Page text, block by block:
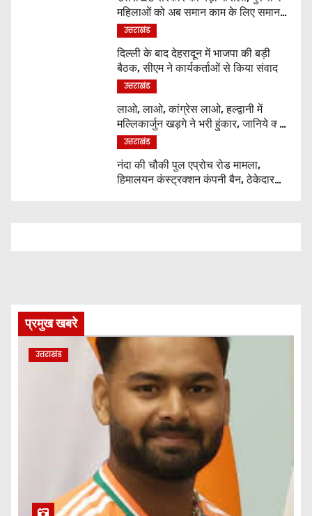
महिलाओं को अब समान काम के लिए समान
वेतन
उत्तराखंड
दिल्ली के बाद देहरादून में भाजपा की बड़ी
बैठक, सीएम ने कार्यकर्ताओं से किया संवाद
उत्तराखंड
लाओ, लाओ, कांग्रेस लाओ, हल्द्वानी में
मल्लिकार्जुन खड़गे ने भरी हुंकार, जानिये क्या
कुछ कहा
उत्तराखंड
नंदा की चौकी पुल एप्रोच रोड मामला,
हिमालयन कंस्ट्रक्शन कंपनी बैन, ठेकेदार
प्रमुख खबरे
उत्तराखंड